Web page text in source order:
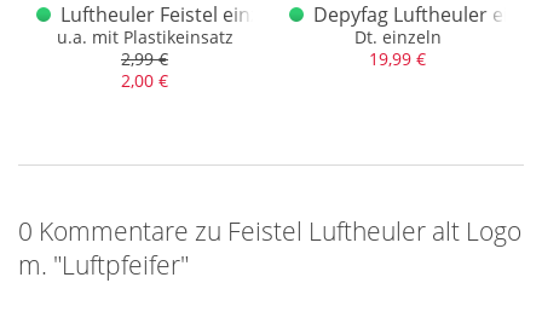
Logo
10er Schachtel
Luftheuler Feistel einzeln
u.a. mit Plastikeinsatz
2,99 €
2,00 €
Depyfag Luftheuler
Dt. einzeln
19,99 €
0 Kommentare zu Feistel Luftheuler alt Logo
m. "Luftpfeifer"